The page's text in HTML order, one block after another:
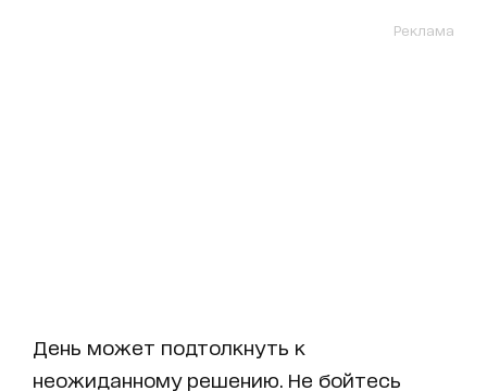
Реклама
День может подтолкнуть к
неожиданному решению. Не бойтесь